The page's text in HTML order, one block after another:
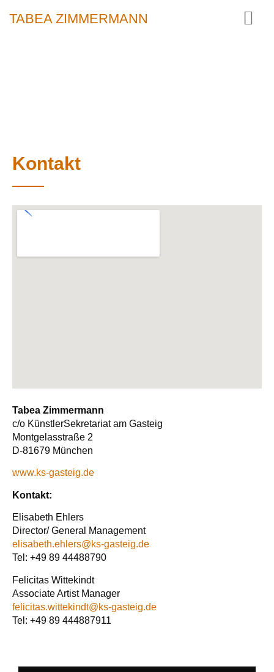
TABEA ZIMMERMANN
Kontakt
Tabea Zimmermann
c/o KünstlerSekretariat am Gasteig
Montgelasstraße 2
D-81679 München
www.ks-gasteig.de
Kontakt:
Elisabeth Ehlers
Director/ General Management
elisabeth.ehlers@ks-gasteig.de
Tel: +49 89 44488790
Felicitas Wittekindt
Associate Artist Manager
felicitas.wittekindt@ks-gasteig.de
Tel: +49 89 444887911